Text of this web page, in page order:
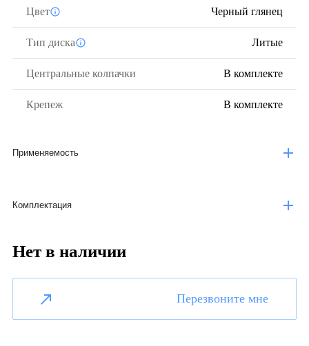
Цвет Черный глянец
Тип диска Литые
Центральные колпачки В комплекте
Крепеж В комплекте
Применяемость
Комплектация
Нет в наличии
Перезвоните мне